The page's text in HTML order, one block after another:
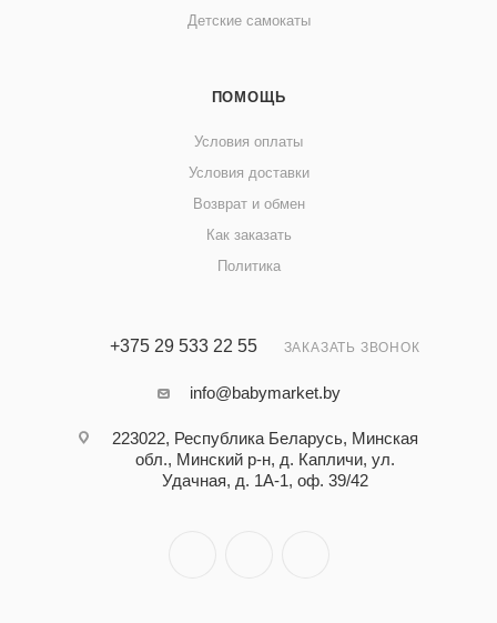
Детские самокаты
ПОМОЩЬ
Условия оплаты
Условия доставки
Возврат и обмен
Как заказать
Политика
+375 29 533 22 55 ЗАКАЗАТЬ ЗВОНОК
info@babymarket.by
223022, Республика Беларусь, Минская
обл., Минский р-н, д. Капличи, ул.
Удачная, д. 1А-1, оф. 39/42